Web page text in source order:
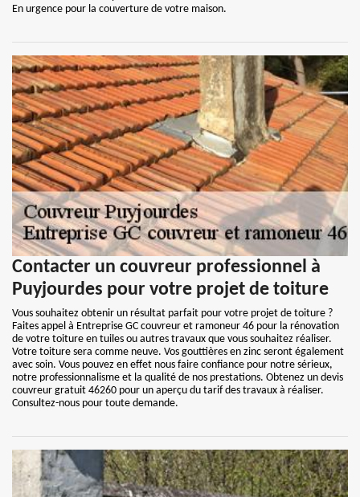
En urgence pour la couverture de votre maison.
Contacter un couvreur professionnel à
Puyjourdes pour votre projet de toiture
Vous souhaitez obtenir un résultat parfait pour votre projet de toiture ?
Faites appel à Entreprise GC couvreur et ramoneur 46 pour la rénovation
de votre toiture en tuiles ou autres travaux que vous souhaitez réaliser.
Votre toiture sera comme neuve. Vos gouttières en zinc seront également
avec soin. Vous pouvez en effet nous faire confiance pour notre sérieux,
notre professionnalisme et la qualité de nos prestations. Obtenez un devis
couvreur gratuit 46260 pour un aperçu du tarif des travaux à réaliser.
Consultez-nous pour toute demande.